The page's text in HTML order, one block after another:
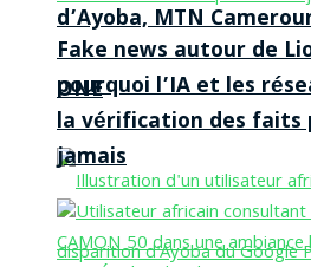
d’Ayoba, MTN
ONE
Fake news autour de
pourquoi l’IA et les
la vérification des faits
jamais